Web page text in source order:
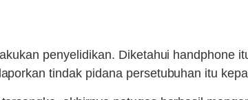
penyelidikan. Diketahui handphone
tindak pidana persetubuhan itu